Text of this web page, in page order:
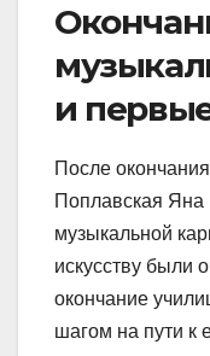
и
После
Поплавская Яна
музыкальной
искусству были
окончание
шагом на пути к